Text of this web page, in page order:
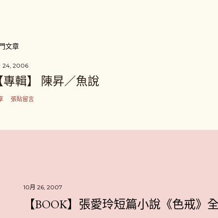
文章
24, 2006
專輯】 陳昇／魚說
張貼留言
10月 26, 2007
【BOOK】張愛玲短篇小說《色戒》